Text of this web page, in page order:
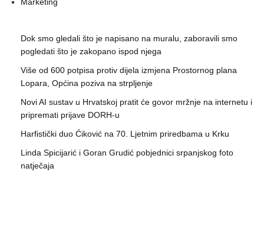
Dok smo gledali što je napisano na muralu, zaboravili smo
pogledati što je zakopano ispod njega
Više od 600 potpisa protiv dijela izmjena Prostornog plana
Lopara, Općina poziva na strpljenje
Novi AI sustav u Hrvatskoj pratit će govor mržnje na internetu i
pripremati prijave DORH-u
Harfistički duo Ćiković na 70. Ljetnim priredbama u Krku
Linda Spicijarić i Goran Grudić pobjednici srpanjskog foto
natječaja